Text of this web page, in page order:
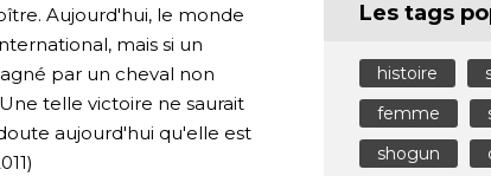
Aujourd'hui, le monde
mais si un
par un cheval non
telle victoire ne saurait
aujourd'hui qu'elle est
Les tags
histoire
femme
shogun